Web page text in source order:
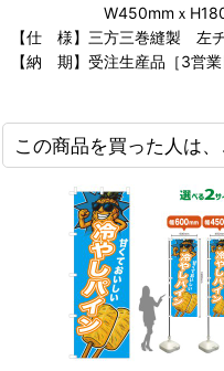
W450mmｘ
【仕 様】三方三巻縫製 左
【納 期】受注生産品［3営
この商品を買った人は